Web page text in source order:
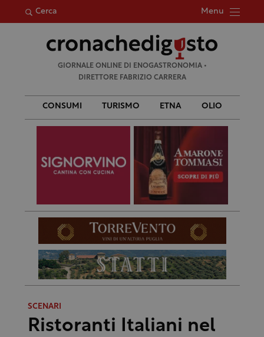
Cerca Menu
per:
GIORNALE ONLINE DI ENOGASTRONOMIA •
DIRETTORE FABRIZIO CARRERA
CONSUMI TURISMO ETNA OLIO
SCENARI
Ristoranti Italiani nel